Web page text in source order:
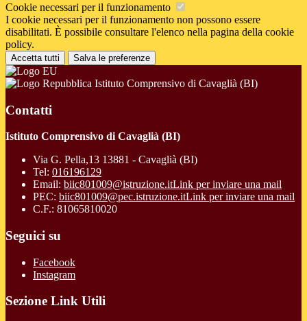
Cookie necessari per il funzionamento
I cookie necessari per il funzionamento non possono essere
disabilitati. È possibile consultare l'elenco nella pagina della cookie
policy.
Accetta tutti Salva le preferenze
Istituto Comprensivo di Cavaglià (BI)
Contatti
Istituto Comprensivo di Cavaglià (BI)
Via G. Pella,13 13881 - Cavaglià (BI)
Tel: 016196129
Email: biic801009@istruzione.itLink per inviare una mail
PEC: biic801009@pec.istruzione.itLink per inviare una mail
C.F.: 81065810020
Seguici su
Facebook
Instagram
Sezione Link Utili